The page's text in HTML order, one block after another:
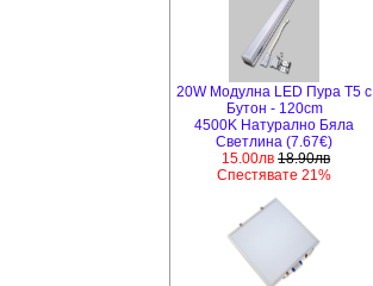
20W Модулна LED Пура T5 с
Бутон - 120cm
4500K Натурално Бяла
Светлина (7.67€)
15.00лв 18.90лв
Спестявате 21%